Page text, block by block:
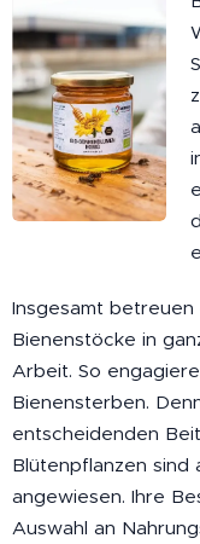
Insgesamt
Bienenstöcke in
Arbeit. So
Bienensterben.
entscheidenden
Blütenpflanzen sind
angewiesen. Ihre
Auswahl an